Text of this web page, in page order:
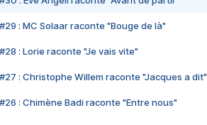
#29 : MC Solaar raconte "Bouge de là"
#28 : Lorie raconte "Je vais vite"
#27 : Christophe Willem raconte "Jacques a dit"
#26 : Chimène Badi raconte "Entre nous"